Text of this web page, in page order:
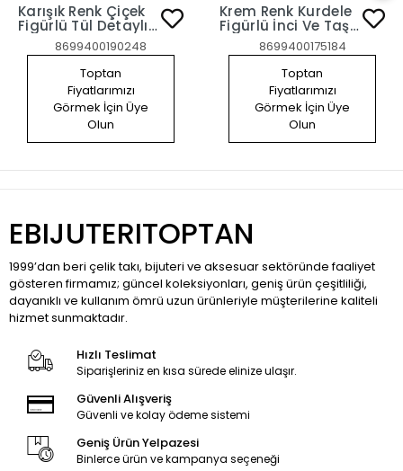
Karışık Renk Çiçek
Figürlü Tül Detaylı
Çocuk Saç Bandı
8699400190248
Toptan
Fiyatlarımızı
Görmek İçin Üye
Olun
Krem Renk Kurdele
Figürlü İnci Ve Taş
Detaylı Çocuk Saç
Bandı8699400175184
Toptan
Fiyatlarımızı
Görmek İçin Üye
Olun
EBIJUTERITOPTAN
1999’dan beri çelik takı, bijuteri ve aksesuar sektöründe faaliyet
gösteren firmamız; güncel koleksiyonları, geniş ürün çeşitliliği,
dayanıklı ve kullanım ömrü uzun ürünleriyle müşterilerine kaliteli
hizmet sunmaktadır.
Hızlı Teslimat
Siparişleriniz en kısa sürede elinize ulaşır.
Güvenli Alışveriş
Güvenli ve kolay ödeme sistemi
Geniş Ürün Yelpazesi
Binlerce ürün ve kampanya seçeneği